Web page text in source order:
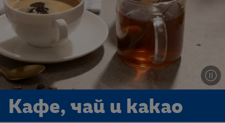
Кафе, чай и какао